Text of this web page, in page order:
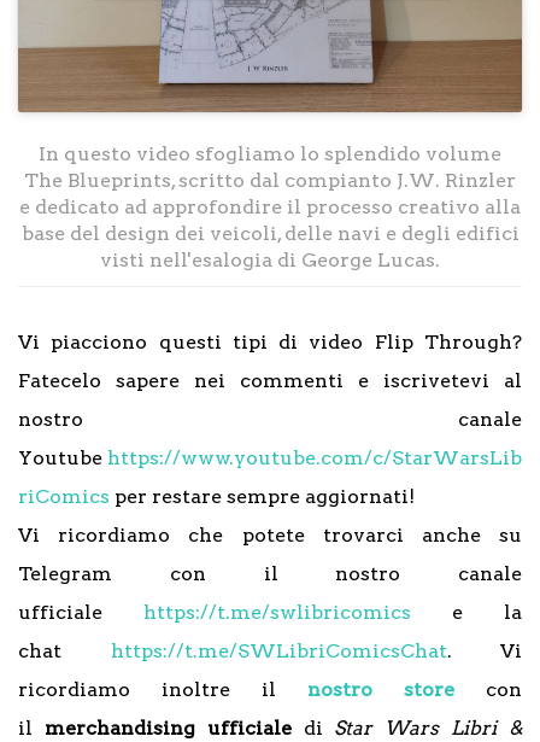
In questo video sfogliamo lo splendido volume
The Blueprints, scritto dal compianto J.W. Rinzler
e dedicato ad approfondire il processo creativo alla
base del design dei veicoli, delle navi e degli edifici
visti nell'esalogia di George Lucas.
Vi piacciono questi tipi di video Flip Through?
Fatecelo sapere nei commenti e iscrivetevi al
nostro canale
Youtube https://www.youtube.com/c/StarWarsLib
riComics per restare sempre aggiornati!
Vi ricordiamo che potete trovarci anche su
Telegram con il nostro canale
ufficiale https://t.me/swlibricomics e la
chat https://t.me/SWLibriComicsChat. Vi
ricordiamo inoltre il nostro store con
il merchandising ufficialedi Star Wars Libri &